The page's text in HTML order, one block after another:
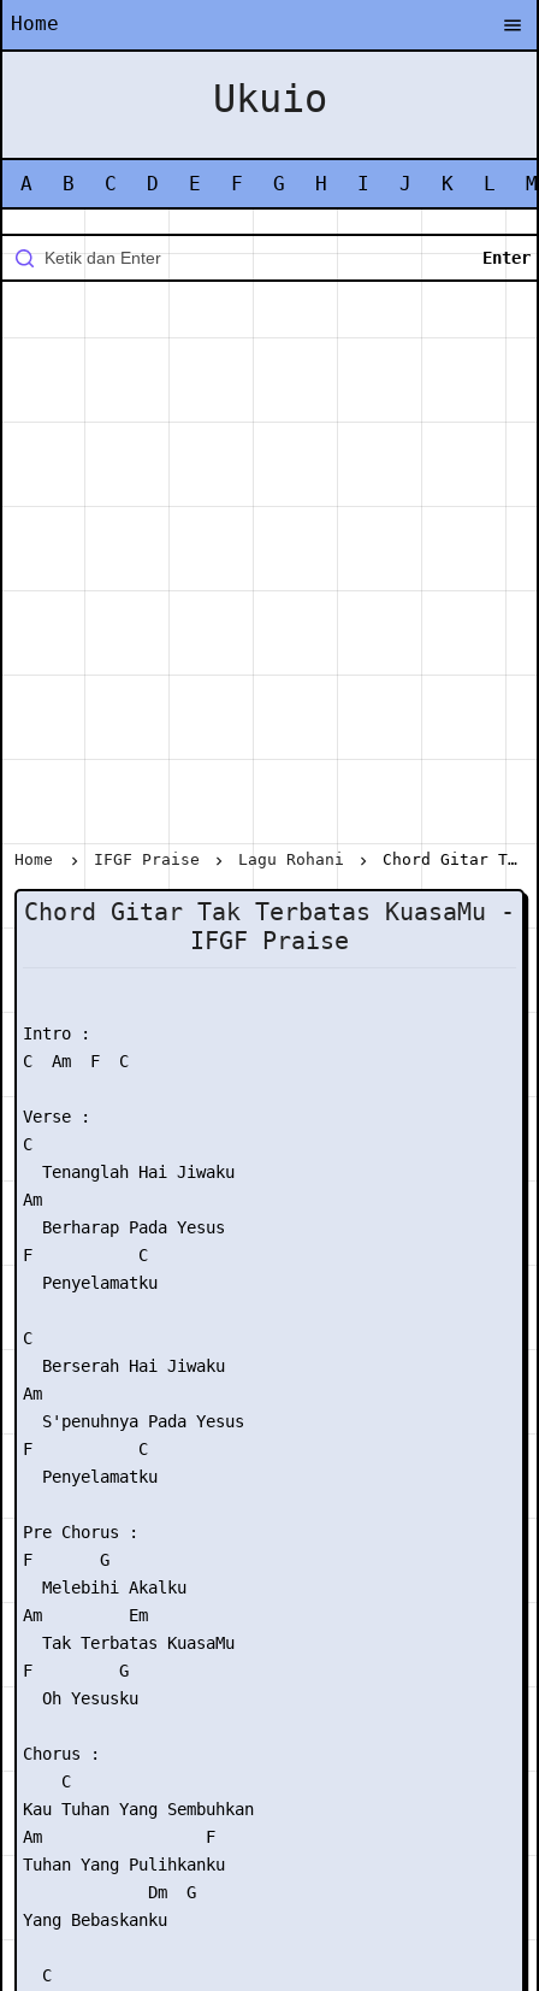
Home
Ukuio
A B C D E F G H I J K L M
Home IFGF Praise Lagu Rohani Chord Gitar Tak Terbatas KuasaMu - IFGF Praise
Chord Gitar Tak Terbatas KuasaMu -
IFGF Praise
Intro :
C  Am  F  C
Verse :
C
  Tenanglah Hai Jiwaku
Am
  Berharap Pada Yesus
F           C
  Penyelamatku
C
  Berserah Hai Jiwaku
Am
  S'penuhnya Pada Yesus
F           C
  Penyelamatku
Pre Chorus :
F       G
  Melebihi Akalku
Am         Em
  Tak Terbatas KuasaMu
F         G
  Oh Yesusku
Chorus :
    C
Kau Tuhan Yang Sembuhkan
Am                 F
Tuhan Yang Pulihkanku
             Dm  G
Yang Bebaskanku
  C